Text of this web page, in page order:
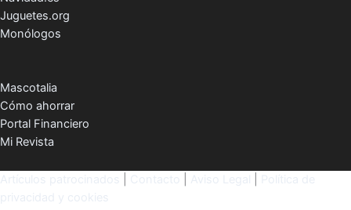
Juguetes.org
Monólogos
Mascotalia
Cómo ahorrar
Portal Financiero
Mi Revista